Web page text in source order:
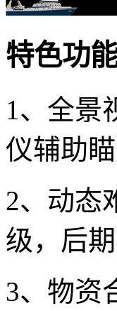
特色功
1、全景
仪辅助
2、动态
级，后
3、物资